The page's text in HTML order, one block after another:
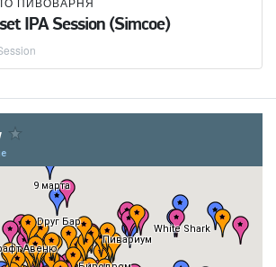
IPA Session (Simcoe)